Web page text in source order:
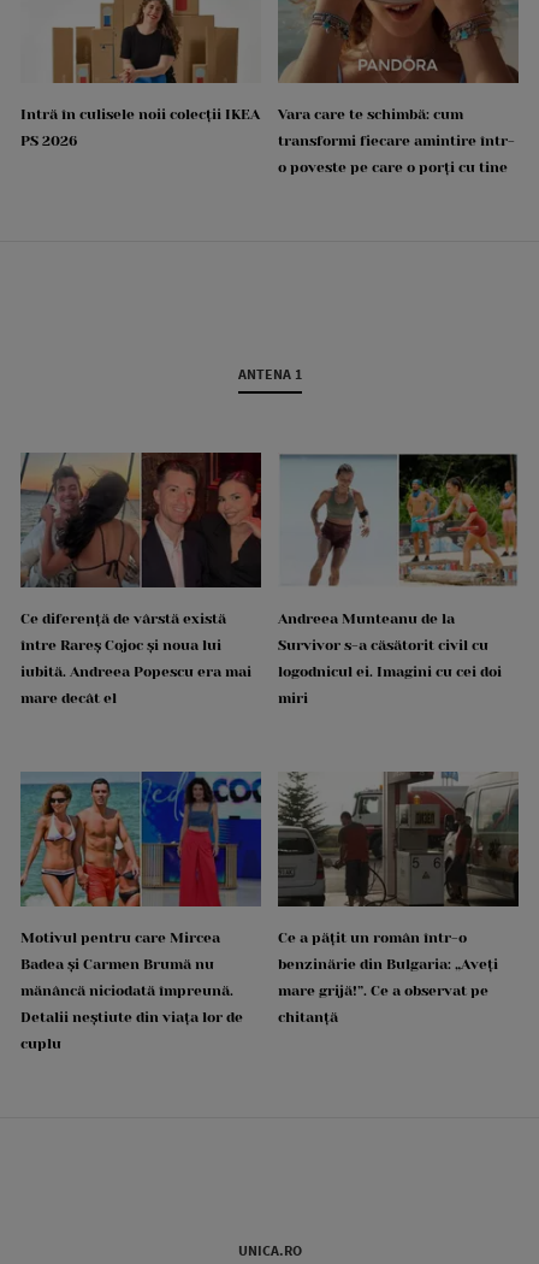
Intră în culisele noii colecții IKEA
PS 2026
Vara care te schimbă: cum
transformi fiecare amintire într-
o poveste pe care o porți cu tine
ANTENA 1
Ce diferență de vârstă există
între Rareș Cojoc și noua lui
iubită. Andreea Popescu era mai
mare decât el
Andreea Munteanu de la
Survivor s-a căsătorit civil cu
logodnicul ei. Imagini cu cei doi
miri
Motivul pentru care Mircea
Badea și Carmen Brumă nu
mănâncă niciodată împreună.
Detalii neștiute din viața lor de
cuplu
Ce a pățit un român într-o
benzinărie din Bulgaria: „Aveți
mare grijă!”. Ce a observat pe
chitanță
UNICA.RO